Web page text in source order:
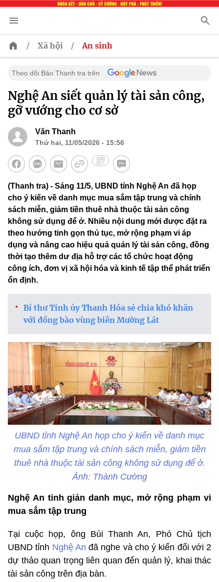
/ Xã hội / An sinh
Theo dõi Báo Thanh tra trên
Nghệ An siết quản lý tài sản công,
gỡ vướng cho cơ sở
Văn Thanh
Thứ hai, 11/05/2026 - 15:56
(Thanh tra) - Sáng 11/5, UBND tỉnh Nghệ An đã họp
cho ý kiến về danh mục mua sắm tập trung và chính
sách miễn, giảm tiền thuê nhà thuộc tài sản công
không sử dụng để ở. Nhiều nội dung mới được đặt ra
theo hướng tinh gọn thủ tục, mở rộng phạm vi áp
dụng và nâng cao hiệu quả quản lý tài sản công, đồng
thời tạo thêm dư địa hỗ trợ các tổ chức hoạt động
công ích, đơn vị xã hội hóa và kinh tế tập thể phát triển
ổn định.
Bí thư Tỉnh ủy Thanh Hóa sẻ chia khó khăn
với đồng bào vùng biên Mường Lát
UBND tỉnh Nghệ An họp cho ý kiến về danh mục
mua sắm tập trung và chính sách miễn, giảm tiền
thuê nhà thuộc tài sản công không sử dụng để ở.
Ảnh: Thành Cường
Nghệ An tinh giản danh mục, mở rộng phạm vi
mua sắm tập trung
Tại cuộc họp, ông Bùi Thanh An, Phó Chủ tịch
UBND tỉnh Nghệ An đã nghe và cho ý kiến đối với 2
dự thảo quan trọng liên quan đến quản lý, khai thác
tài sản công trên địa bàn.